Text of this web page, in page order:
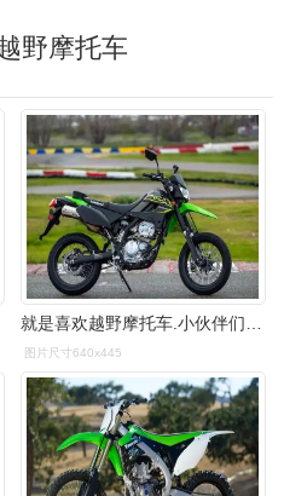
野摩托车
图片尺寸640x445